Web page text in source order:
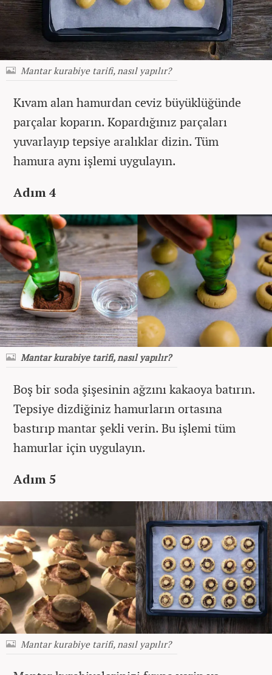
Mantar kurabiye tarifi, nasıl yapılır?
Kıvam alan hamurdan ceviz büyüklüğünde
parçalar koparın. Kopardığınız parçaları
yuvarlayıp tepsiye aralıklar dizin. Tüm
hamura aynı işlemi uygulayın.
Adım 4
Mantar kurabiye tarifi, nasıl yapılır?
Boş bir soda şişesinin ağzını kakaoya batırın.
Tepsiye dizdiğiniz hamurların ortasına
bastırıp mantar şekli verin. Bu işlemi tüm
hamurlar için uygulayın.
Adım 5
Mantar kurabiye tarifi, nasıl yapılır?